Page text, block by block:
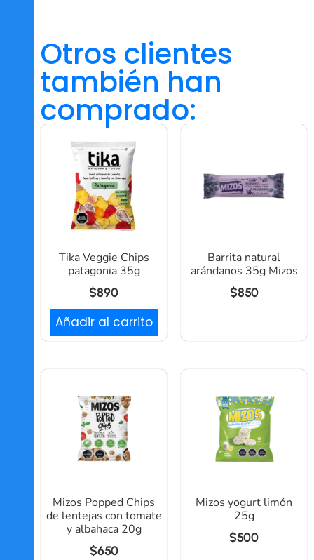
Otros clientes
también han
comprado:
Tika Veggie Chips
patagonia 35g
$890
Añadir al carrito
Barrita natural
arándanos 35g Mizos
$850
Mizos Popped Chips
de lentejas con tomate
y albahaca 20g
$650
Mizos yogurt limón
25g
$500